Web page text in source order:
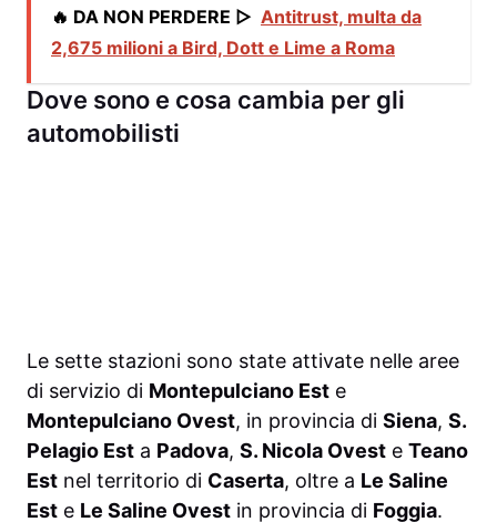
🔥 DA NON PERDERE ▷ Antitrust, multa da
2,675 milioni a Bird, Dott e Lime a Roma
Dove sono e cosa cambia per gli
automobilisti
Le sette stazioni sono state attivate nelle aree
di servizio di Montepulciano Est e
Montepulciano Ovest, in provincia di Siena, S.
Pelagio Est a Padova, S. Nicola Ovest e Teano
Est nel territorio di Caserta, oltre a Le Saline
Est e Le Saline Ovest in provincia di Foggia.